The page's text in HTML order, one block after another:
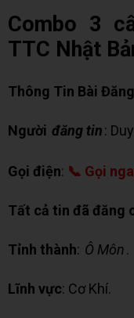
Combo 3
TTC Nhật
Thông Tin Bài Đăng
Người đăng tin:
Gọi điện: 📞 Gọi
Tất cả tin đã đăng
Tỉnh thành: Ô Môn.
Lĩnh vực: Cơ Khí.